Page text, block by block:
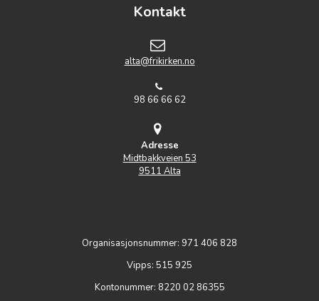
Kontakt
alta@frikirken.no
98 66 66 62
Adresse
Midtbakkveien 53
9511 Alta
Organisasjonsnummer: 971 406 828
Vipps: 515 925
Kontonummer: 8220 02 86355